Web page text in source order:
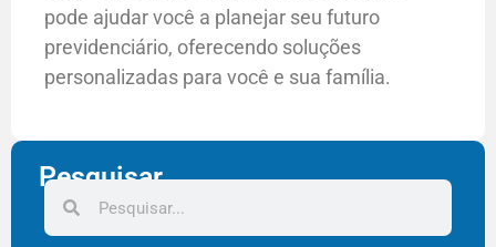
pode ajudar você a planejar seu futuro
previdenciário, oferecendo soluções
personalizadas para você e sua família.
Pesquisar